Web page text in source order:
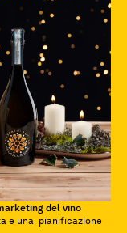
del vino
e una pianificazione